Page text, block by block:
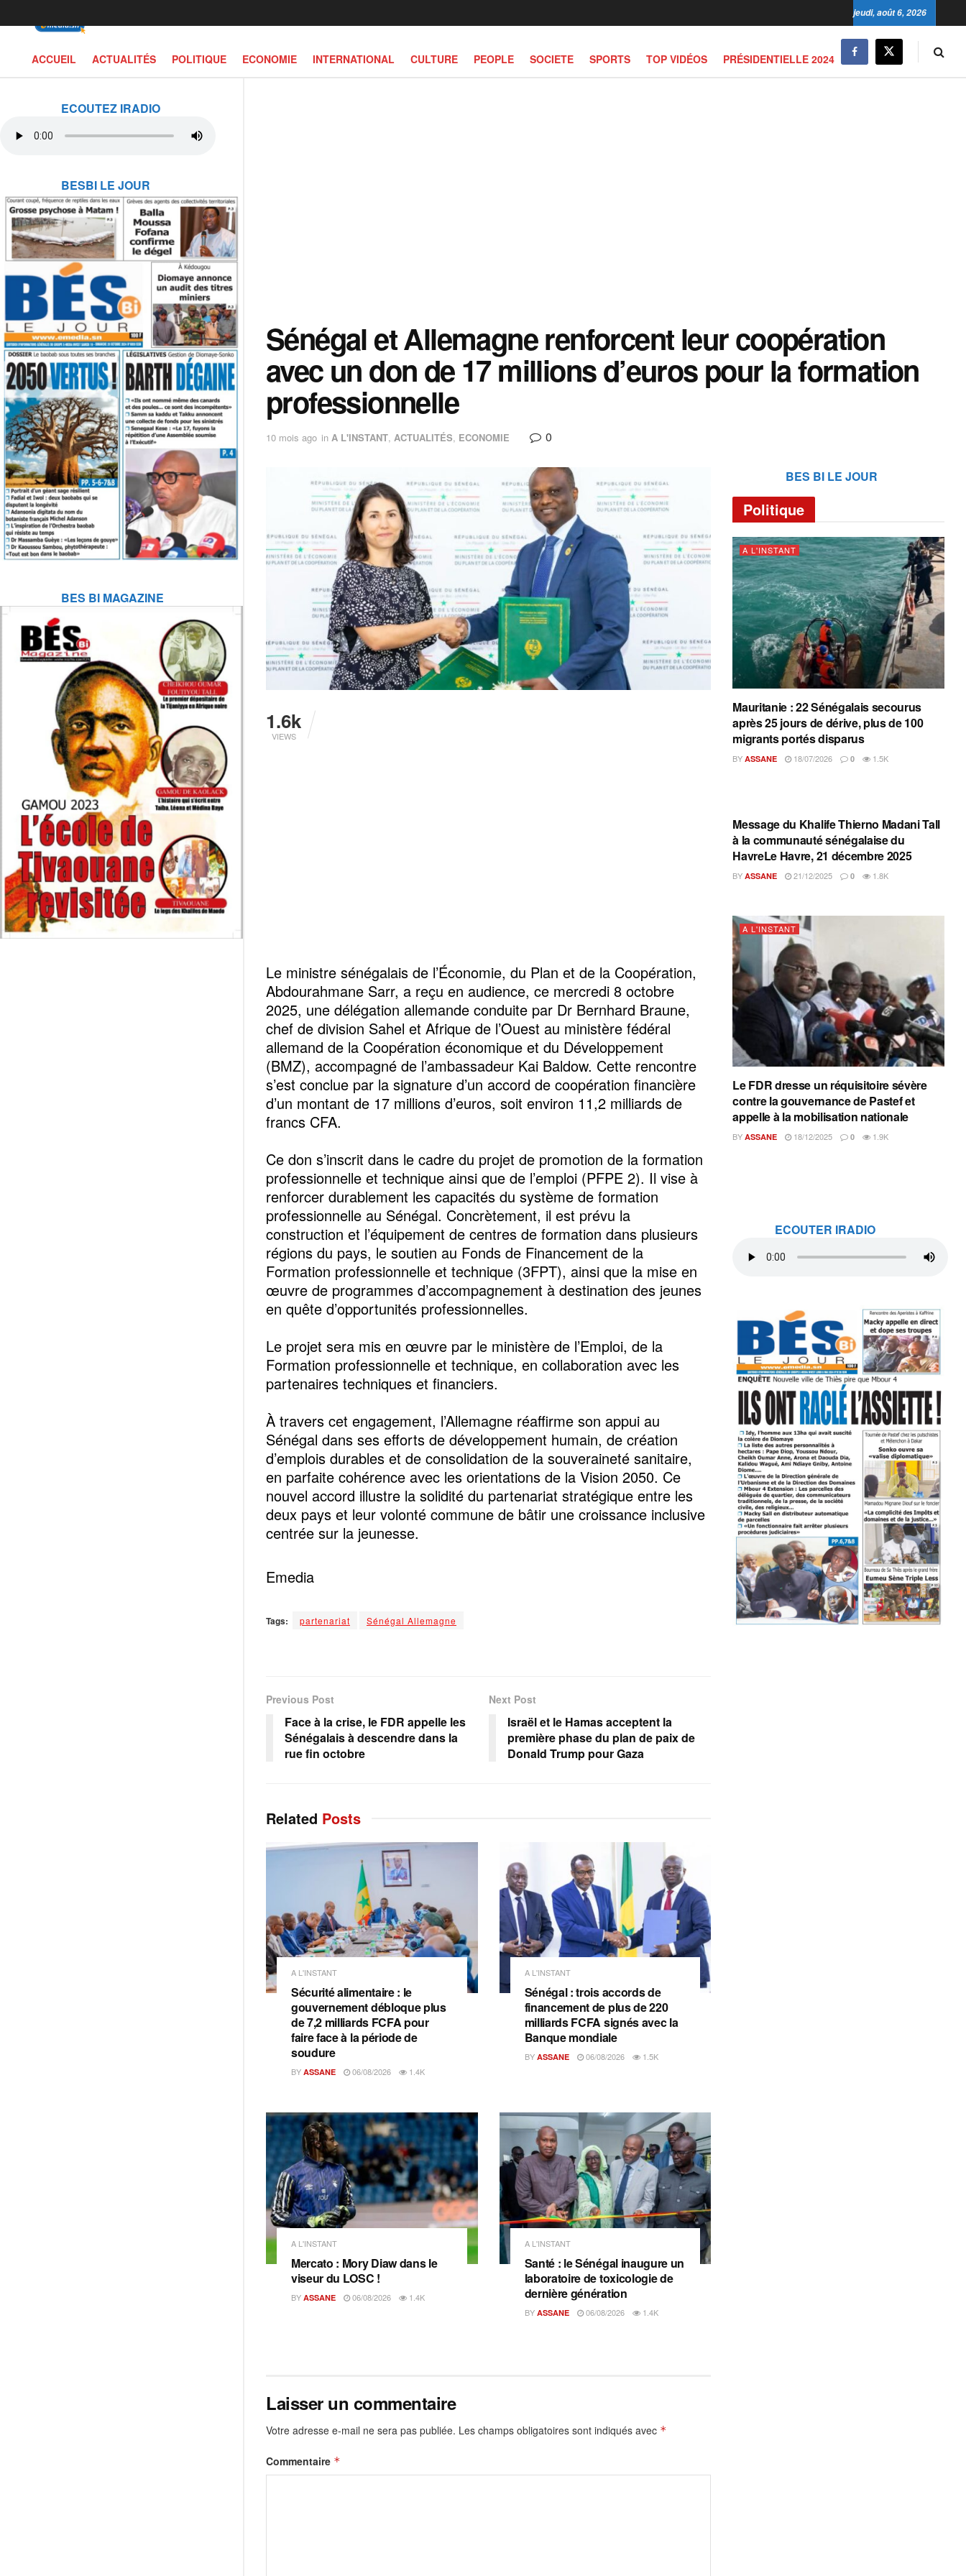
ECOUTEZ IRADIO
BESBI LE JOUR
BES BI MAGAZINE
jeudi, août 6, 2026
ACCUEIL ACTUALITÉS POLITIQUE ECONOMIE INTERNATIONAL CULTURE PEOPLE SOCIETE SPORTS TOP VIDÉOS PRÉSIDENTIELLE 2024
Sénégal et Allemagne renforcent leur coopération
avec un don de 17 millions d’euros pour la formation
professionnelle
10 mois ago in A L'INSTANT, ACTUALITÉS, ECONOMIE 0
1.6k
VIEWS
Le ministre sénégalais de l’Économie, du Plan et de la Coopération,
Abdourahmane Sarr, a reçu en audience, ce mercredi 8 octobre
2025, une délégation allemande conduite par Dr Bernhard Braune,
chef de division Sahel et Afrique de l’Ouest au ministère fédéral
allemand de la Coopération économique et du Développement
(BMZ), accompagné de l’ambassadeur Kai Baldow. Cette rencontre
s’est conclue par la signature d’un accord de coopération financière
d’un montant de 17 millions d’euros, soit environ 11,2 milliards de
francs CFA.
Ce don s’inscrit dans le cadre du projet de promotion de la formation
professionnelle et technique ainsi que de l’emploi (PFPE 2). Il vise à
renforcer durablement les capacités du système de formation
professionnelle au Sénégal. Concrètement, il est prévu la
construction et l’équipement de centres de formation dans plusieurs
régions du pays, le soutien au Fonds de Financement de la
Formation professionnelle et technique (3FPT), ainsi que la mise en
œuvre de programmes d’accompagnement à destination des jeunes
en quête d’opportunités professionnelles.
Le projet sera mis en œuvre par le ministère de l’Emploi, de la
Formation professionnelle et technique, en collaboration avec les
partenaires techniques et financiers.
À travers cet engagement, l’Allemagne réaffirme son appui au
Sénégal dans ses efforts de développement humain, de création
d’emplois durables et de consolidation de la souveraineté sanitaire,
en parfaite cohérence avec les orientations de la Vision 2050. Ce
nouvel accord illustre la solidité du partenariat stratégique entre les
deux pays et leur volonté commune de bâtir une croissance inclusive
centrée sur la jeunesse.
Emedia
Tags: partenariat Sénégal Allemagne
Previous Post
Face à la crise, le FDR appelle les
Sénégalais à descendre dans la
rue fin octobre
Next Post
Israël et le Hamas acceptent la
première phase du plan de paix de
Donald Trump pour Gaza
Related Posts
A L'INSTANT
Sécurité alimentaire : le
gouvernement débloque plus
de 7,2 milliards FCFA pour
faire face à la période de
soudure
BY ASSANE 06/08/2026 1.4K
A L'INSTANT
Sénégal : trois accords de
financement de plus de 220
milliards FCFA signés avec la
Banque mondiale
BY ASSANE 06/08/2026 1.5K
A L'INSTANT
Mercato : Mory Diaw dans le
viseur du LOSC !
BY ASSANE 06/08/2026 1.4K
A L'INSTANT
Santé : le Sénégal inaugure un
laboratoire de toxicologie de
dernière génération
BY ASSANE 06/08/2026 1.4K
Laisser un commentaire
Votre adresse e-mail ne sera pas publiée. Les champs obligatoires sont indiqués avec *
Commentaire *
BES BI LE JOUR
Politique
A L'INSTANT
Mauritanie : 22 Sénégalais secourus
après 25 jours de dérive, plus de 100
migrants portés disparus
BY ASSANE 18/07/2026 0 1.5K
A L'INSTANT
Message du Khalife Thierno Madani Tall
à la communauté sénégalaise du
HavreLe Havre, 21 décembre 2025
BY ASSANE 21/12/2025 0 1.8K
A L'INSTANT
Le FDR dresse un réquisitoire sévère
contre la gouvernance de Pastef et
appelle à la mobilisation nationale
BY ASSANE 18/12/2025 0 1.9K
ECOUTER IRADIO